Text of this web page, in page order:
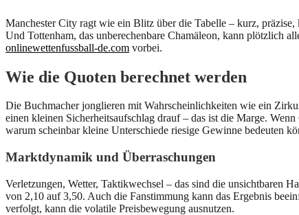
Manchester City ragt wie ein Blitz über die Tabelle – kurz,
Und Tottenham, das unberechenbare Chamäleon, kann plötzlich
onlinewettenfussball-de.com vorbei.
Wie die Quoten berechnet werden
Die Buchmacher jonglieren mit Wahrscheinlichkeiten wie ein
einen kleinen Sicherheitsaufschlag drauf – das ist die Marge.
warum scheinbar kleine Unterschiede riesige Gewinne bedeuten
Marktdynamik und Überraschungen
Verletzungen, Wetter, Taktikwechsel – das sind die unsichtbaren
von 2,10 auf 3,50. Auch die Fanstimmung kann das Ergebnis
verfolgt, kann die volatile Preisbewegung ausnutzen.